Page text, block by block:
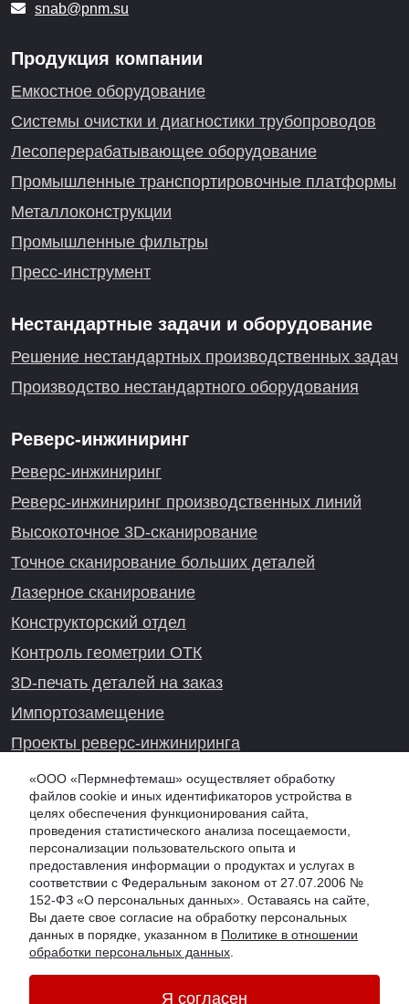
snab@pnm.su
Продукция компании
Емкостное оборудование
Системы очистки и диагностики трубопроводов
Лесоперерабатывающее оборудование
Промышленные транспортировочные платформы
Металлоконструкции
Промышленные фильтры
Пресс-инструмент
Нестандартные задачи и оборудование
Решение нестандартных производственных задач
Производство нестандартного оборудования
Реверс-инжиниринг
Реверс-инжиниринг
Реверс-инжиниринг производственных линий
Высокоточное 3D-сканирование
Точное сканирование больших деталей
Лазерное сканирование
Конструкторский отдел
Контроль геометрии ОТК
3D-печать деталей на заказ
Импортозамещение
Проекты реверс-инжиниринга
© 2026 PNM.SU - ООО "Пермнефтемаш" (ПНМ, PNM), г.
Екатеринбург
Обработка персональных данных
Информация на сайте не является публичной офертой
Онлайн-консультация
«ООО «Пермнефтемаш» осуществляет обработку
файлов cookie и иных идентификаторов устройства в
целях обеспечения функционирования сайта,
проведения статистического анализа посещаемости,
персонализации пользовательского опыта и
предоставления информации о продуктах и услугах в
соответствии с Федеральным законом от 27.07.2006 №
152-ФЗ «О персональных данных». Оставаясь на сайте,
Вы даете свое согласие на обработку персональных
данных в порядке, указанном в Политике в отношении
обработки персональных данных
Я согласен